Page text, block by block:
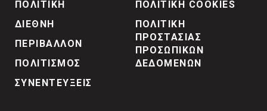
ΠΟΛΙΤΙΚΗ
ΔΙΕΘΝΗ
ΠΕΡΙΒΑΛΛΟΝ
ΠΟΛΙΤΙΣΜΟΣ
ΣΥΝΕΝΤΕΥΞΕΙΣ
ΠΟΛΙΤΙΚΗ COOKIES
ΠΟΛΙΤΙΚΗ
ΠΡΟΣΤΑΣΙΑΣ
ΠΡΟΣΩΠΙΚΩΝ
ΔΕΔΟΜΕΝΩΝ